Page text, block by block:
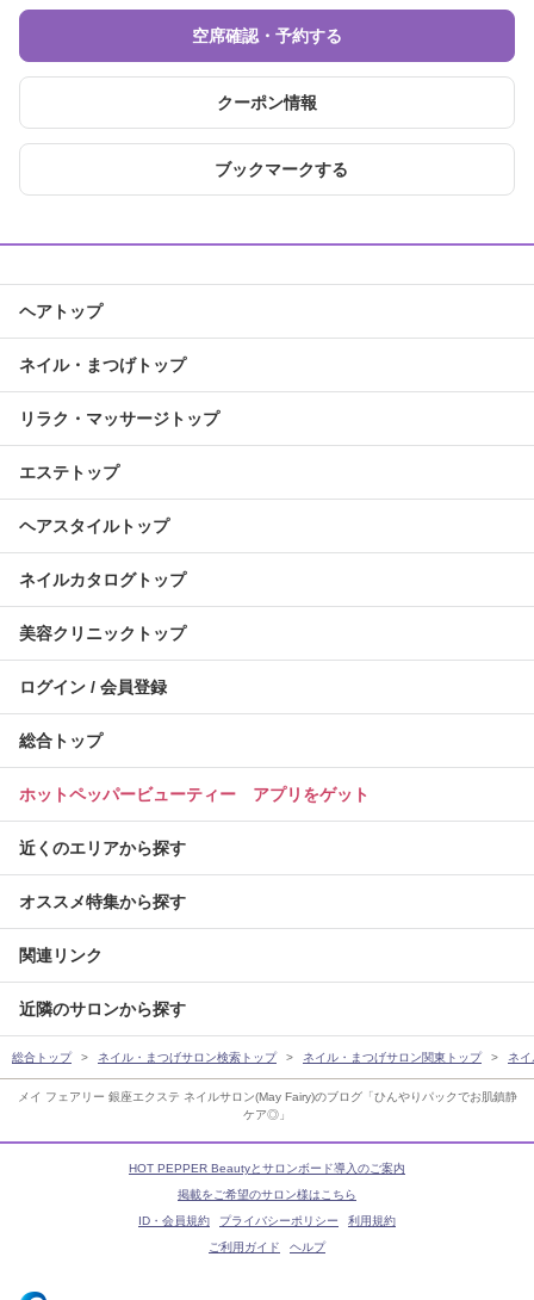
メイ フェアリー 銀座エクステ ネイルサロン(May Fairy)のブログ「ひんやりパックでお肌鎮静
ケア◎」
空席確認・予約する
クーポン情報
ブックマークする
ヘアトップ
ネイル・まつげトップ
リラク・マッサージトップ
エステトップ
ヘアスタイルトップ
ネイルカタログトップ
美容クリニックトップ
ログイン / 会員登録
総合トップ
ホットペッパービューティー アプリをゲット
近くのエリアから探す
オススメ特集から探す
関連リンク
近隣のサロンから探す
総合トップ ネイル・まつげサロン検索トップ ネイル・まつげサロン関東トップ ネ
HOT PEPPER Beautyとサロンボード導入のご案内
掲載をご希望のサロン様はこちら
ID・会員規約
プライバシーポリシー
利用規約
ご利用ガイド
ヘルプ